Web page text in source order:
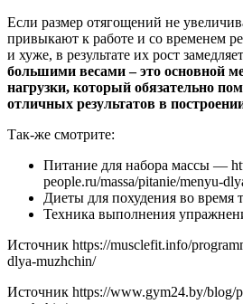
Если размер отягощений не
привыкают к работе и со временем
и хуже, в результате их рост
большими весами – это основной
нагрузки, который обязательно
отличных результатов в
Так-же смотрите:
Питание для набора массы —
people.ru/massa/pitanie/menyu-
Диеты для похудения во время
Техника выполнения
Источник https://musclefit.info/
dlya-muzhchin/
Источник https://www.gym24.by/blog/